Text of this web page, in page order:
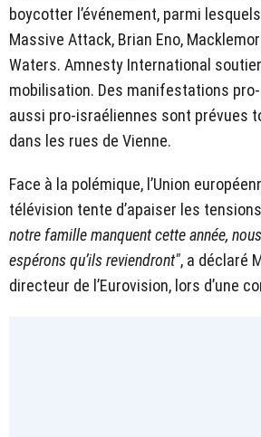
boycotter l’événement, parmi
Massive Attack, Brian Eno,
Waters. Amnesty International
mobilisation. Des manifestations
aussi pro-israéliennes sont prévues
dans les rues de Vienne.
Face à la polémique, l’Union
télévision tente d’apaiser les
notre famille manquent cette année,
espérons qu’ils reviendront", a déclaré
directeur de l’Eurovision, lors d’une